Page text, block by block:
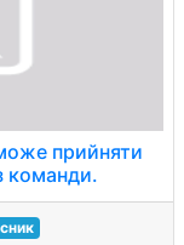
прийняти
команди.